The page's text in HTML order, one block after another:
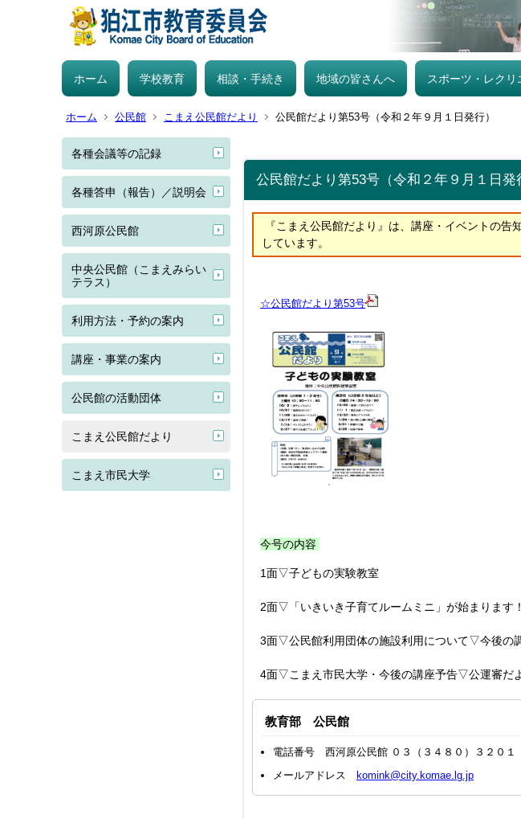
ホーム 学校教育 相談・手続き 地域の皆さんへ スポーツ・レクリ
ホーム 公民館 こまえ公民館だより 公民館だより第53号（令和２年９月１日発行）
各種会議等の記録
各種答申（報告）／説明会
西河原公民館
中央公民館（こまえみらい
テラス）
利用方法・予約の案内
講座・事業の案内
公民館の活動団体
こまえ公民館だより
こまえ市民大学
公民館だより第53号（令和２年９月１日発
『こまえ公民館だより』は、講座・イベントの
しています。
☆公民館だより第53号
今号の内容
1面▽子どもの実験教室
2面▽「いきいき子育てルームミニ」が始まります
3面▽公民館利用団体の施設利用について▽今後の
4面▽こまえ市民大学・今後の講座予告▽公運審だ
教育部 公民館
電話番号 西河原公民館 ０３（３４８０）３２０
メールアドレス
komink@city.komae.lg.jp